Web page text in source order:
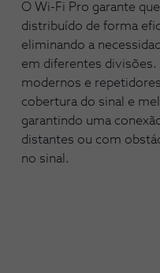
O Wi-Fi Pro garante
distribuído de forma
eliminando a
em diferentes
modernos e
cobertura do sinal e
garantindo uma
distantes ou com
no sinal.